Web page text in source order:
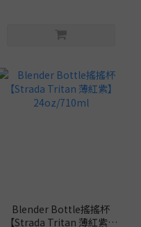
Blender Bottle搖搖杯
【Strada Tritan 薄紅紫】